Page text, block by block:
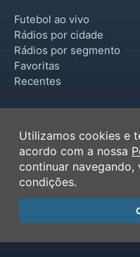
Futebol ao vivo
Rádios por cidade
Rádios por segmento
Favoritas
Recentes
Termos de Uso
Política de Privacidade
Ferramentas
Contato
Utilizamos cookies e
acordo com a nossa
continuar
condições.